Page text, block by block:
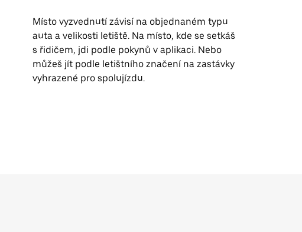
Místo vyzvednutí závisí na objednaném typu
auta a velikosti letiště. Na místo, kde se setkáš
s řidičem, jdi podle pokynů v aplikaci. Nebo
můžeš jít podle letištního značení na zastávky
vyhrazené pro spolujízdu.